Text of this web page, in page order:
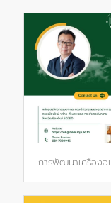
การพัฒนาเครื่อง